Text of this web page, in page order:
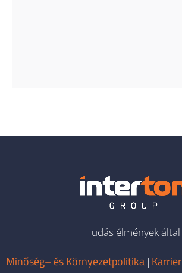
Tudás élmények által
Minőség– és Környezetpolitika| Karrier